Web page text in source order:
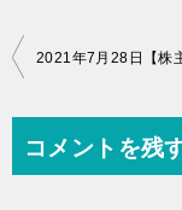
投
ビ
コメントを残